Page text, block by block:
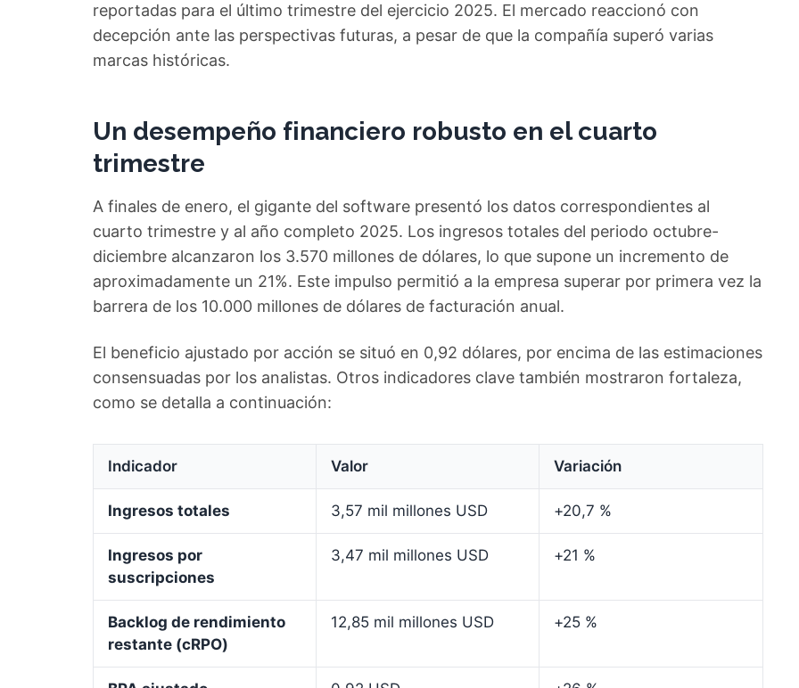
reportadas para el último trimestre del ejercicio 2025. El mercado reaccionó con
decepción ante las perspectivas futuras, a pesar de que la compañía superó varias
marcas históricas.
Un desempeño financiero robusto en el cuarto
trimestre
A finales de enero, el gigante del software presentó los datos correspondientes al
cuarto trimestre y al año completo 2025. Los ingresos totales del periodo octubre-
diciembre alcanzaron los 3.570 millones de dólares, lo que supone un incremento de
aproximadamente un 21%. Este impulso permitió a la empresa superar por primera vez la
barrera de los 10.000 millones de dólares de facturación anual.
El beneficio ajustado por acción se situó en 0,92 dólares, por encima de las estimaciones
consensuadas por los analistas. Otros indicadores clave también mostraron fortaleza,
como se detalla a continuación:
Indicador Valor Variación
Ingresos totales 3,57 mil millones USD +20,7 %
Ingresos por
suscripciones
3,47 mil millones USD +21 %
Backlog de rendimiento
restante (cRPO)
12,85 mil millones USD +25 %